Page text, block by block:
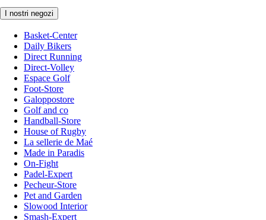
I nostri negozi
Basket-Center
Daily Bikers
Direct Running
Direct-Volley
Espace Golf
Foot-Store
Galoppostore
Golf and co
Handball-Store
House of Rugby
La sellerie de Maé
Made in Paradis
On-Fight
Padel-Expert
Pecheur-Store
Pet and Garden
Slowood Interior
Smash-Expert